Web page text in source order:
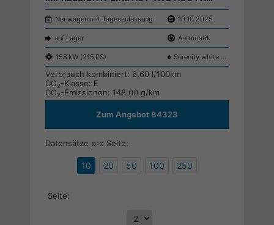
Neuwagen mit Tageszulassung 10.10.2025
auf Lager Automatik
158 kW (215 PS) Serenity white Pearl W6H
Verbrauch kombiniert: 6,60 l/100km
CO2-Klasse: E
CO2-Emissionen: 148,00 g/km
Zum Angebot 84323
Datensätze pro Seite:
10 20 50 100 250
Seite: